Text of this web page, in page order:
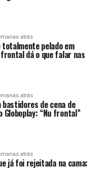
atrás
pelado em
dá o que falar nas
atrás
de cena de
Globoplay: “Nu frontal”
atrás
já foi rejeitada na cama: